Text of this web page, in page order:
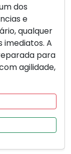
dos
e
qualquer
A
para
agilidade,